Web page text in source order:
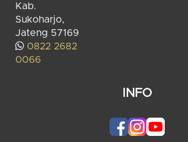
Kab.
Sukoharjo,
Jateng 57169
0822 2682
0066
INFO